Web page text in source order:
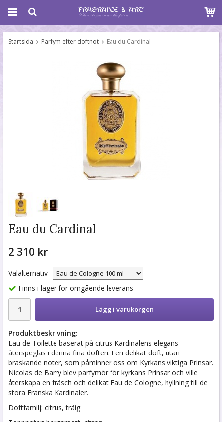
Startsida Parfym efter doftnot Eau du Cardinal
Eau du Cardinal
2 310 kr
Valalternativ
Finns i lager för omgående leverans
Lägg i varukorgen
Produktbeskrivning:
Eau de Toilette baserat på citrus Kardinalens elegans
återspeglas i denna fina doften. I en delikat doft, utan
braskande noter, som påminner oss om Kyrkans viktiga Prinsar.
Nicolas de Barry blev parfymör för kyrkans Prinsar och ville
återskapa en fräsch och delikat Eau de Cologne, hyllning till de
stora Franska Kardinaler.
Doftfamilj: citrus, träig